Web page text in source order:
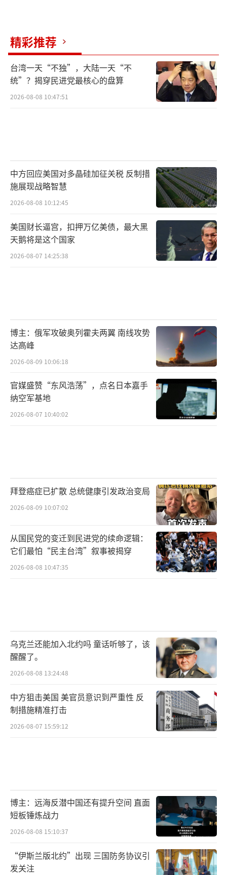
精彩推荐
台湾一天“不独”，大陆一天“不
统”？揭穿民进党最核心的盘算
2026-08-08 10:47:51
中方回应美国对多晶硅加征关税 反制措
施展现战略智慧
2026-08-08 10:12:45
美国财长逼宫，扣押万亿美债，最大黑
天鹅将是这个国家
2026-08-07 14:25:38
博主：俄军攻破奥列霍夫两翼 南线攻势
达高峰
2026-08-09 10:06:18
官媒盛赞“东风浩荡”，点名日本嘉手
纳空军基地
2026-08-07 10:40:02
拜登癌症已扩散 总统健康引发政治变局
2026-08-09 10:07:02
从国民党的变迁到民进党的续命逻辑：
它们最怕“民主台湾”叙事被揭穿
2026-08-08 10:47:35
乌克兰还能加入北约吗 童话听够了，该
醒醒了。
2026-08-08 13:24:48
中方狙击美国 美官员意识到严重性 反
制措施精准打击
2026-08-07 15:59:12
博主：远海反潜中国还有提升空间 直面
短板锤炼战力
2026-08-08 15:10:37
“伊斯兰版北约”出现 三国防务协议引
发关注